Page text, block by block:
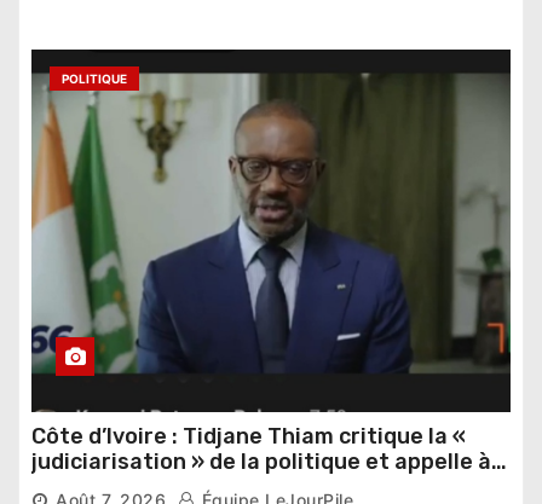
POLITIQUE
Côte d’Ivoire : Tidjane Thiam critique la «
judiciarisation » de la politique et appelle à
poursuivre l’apaisement
Août 7, 2026 Équipe LeJourPile